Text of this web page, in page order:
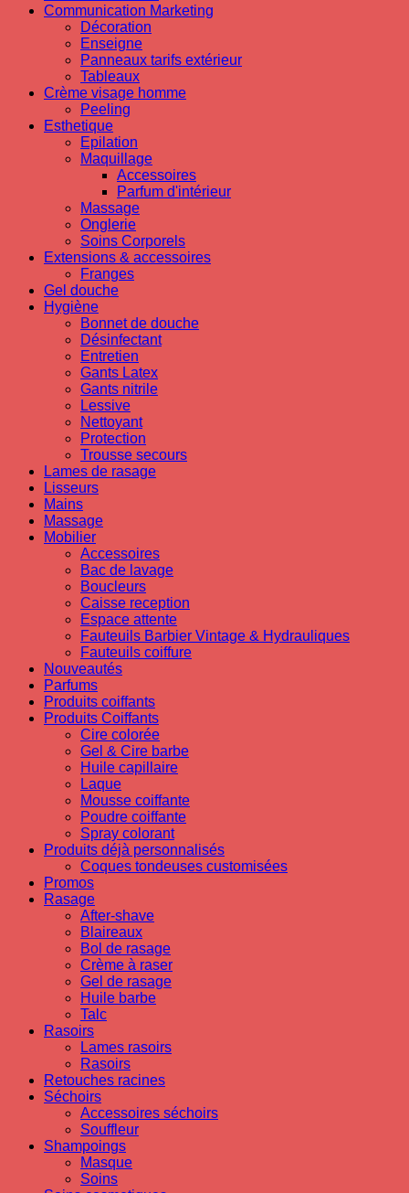
Communication Marketing
Décoration
Enseigne
Panneaux tarifs extérieur
Tableaux
Crème visage homme
Peeling
Esthetique
Epilation
Maquillage
Accessoires
Parfum d'intérieur
Massage
Onglerie
Soins Corporels
Extensions & accessoires
Franges
Gel douche
Hygiène
Bonnet de douche
Désinfectant
Entretien
Gants Latex
Gants nitrile
Lessive
Nettoyant
Protection
Trousse secours
Lames de rasage
Lisseurs
Mains
Massage
Mobilier
Accessoires
Bac de lavage
Boucleurs
Caisse reception
Espace attente
Fauteuils Barbier Vintage & Hydrauliques
Fauteuils coiffure
Nouveautés
Parfums
Produits coiffants
Produits Coiffants
Cire colorée
Gel & Cire barbe
Huile capillaire
Laque
Mousse coiffante
Poudre coiffante
Spray colorant
Produits déjà personnalisés
Coques tondeuses customisées
Promos
Rasage
After-shave
Blaireaux
Bol de rasage
Crème à raser
Gel de rasage
Huile barbe
Talc
Rasoirs
Lames rasoirs
Rasoirs
Retouches racines
Séchoirs
Accessoires séchoirs
Souffleur
Shampoings
Masque
Soins